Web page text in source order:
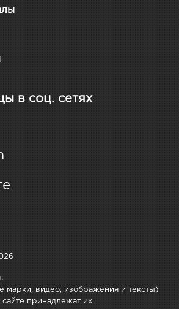
в соц. сетях
марки, видео, изображения и тексты)
принадлежат их